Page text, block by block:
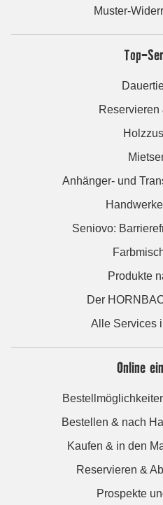
Muster-
Top-
Reservieren
Anhänger- und
Seniovo:
Produkte
Der
Alle Services
Online
Bestellen & nach
Kaufen & in den
Reservieren &
Prospekte